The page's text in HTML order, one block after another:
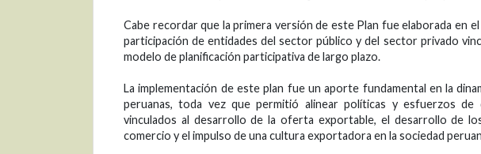
Cabe recordar que la primera versión de este Plan fue elaborada en
participación de entidades del sector público y del sector privado
modelo de planificación participativa de largo plazo.
La implementación de este plan fue un aporte fundamental en la
peruanas, toda vez que permitió alinear políticas y esfuerzos
vinculados al desarrollo de la oferta exportable, el desarrollo de
comercio y el impulso de una cultura exportadora en la sociedad